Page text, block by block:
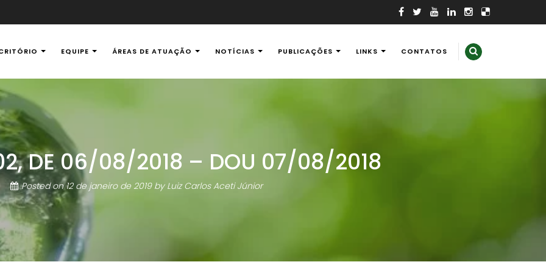
Ambiental
EQUIPE ÁREAS DE ATUAÇÃO NOTÍCIAS PUBLICAÇÕES LINKS CONTATOS
DE 06/08/2018 – DOU 07/08/2018
Posted on12 de janeiro de 2019by Luiz Carlos Aceti Júnior